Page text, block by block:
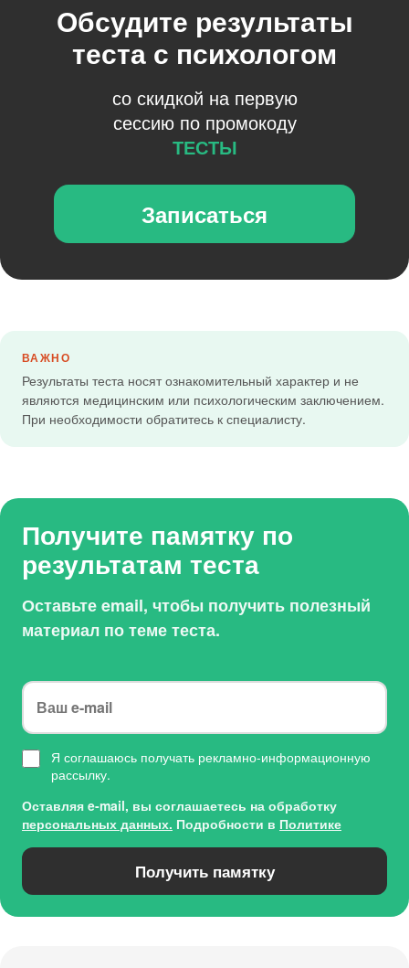
Обсудите результаты
теста с психологом
со скидкой на первую
сессию по промокоду
ТЕСТЫ
Записаться
ВАЖНО
Результаты теста носят ознакомительный характер и не
являются медицинским или психологическим заключением.
При необходимости обратитесь к специалисту.
Получите памятку по
результатам теста
Оставьте email, чтобы получить полезный
материал по теме теста.
Я соглашаюсь получать рекламно-информационную
рассылку.
Оставляя e-mail, вы соглашаетесь на обработку
персональных данных. Подробности в Политике
Получить памятку